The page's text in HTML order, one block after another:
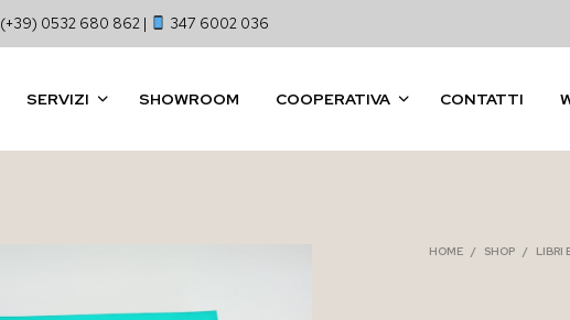
(+39) 0532 680 862 | 347 6002 036
SERVIZI SHOWROOM COOPERATIVA CONTATTI
HOME / SHOP / LIBRI